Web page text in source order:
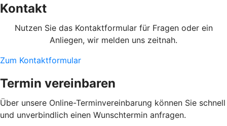
Kontakt
Nutzen Sie das Kontaktformular für Fragen oder ein
Anliegen, wir melden uns zeitnah.
Zum Kontaktformular
Termin vereinbaren
Über unsere Online-Terminvereinbarung können Sie schnell
und unverbindlich einen Wunschtermin anfragen.